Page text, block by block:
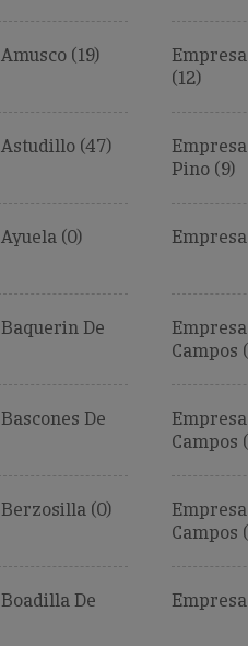
(19)
(12)
(47)
Pino (9)
(0)
De
Campos
De
Campos
(0)
Campos
De